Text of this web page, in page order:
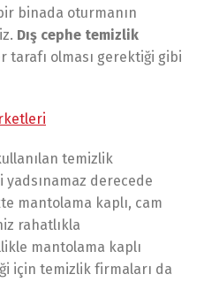
binada oturmanın
Dış cephe temizlik
tarafı olması gerektiği gibi
temizlik
derecede
mantolama kaplı, cam
rahatlıkla
mantolama kaplı
için temizlik firmaları da